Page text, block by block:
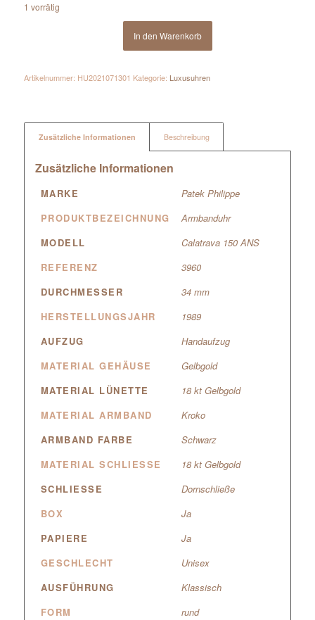
1 vorrätig
In den Warenkorb
Artikelnummer: HU2021071301 Kategorie: Luxusuhren
Zusätzliche Informationen Beschreibung
Zusätzliche Informationen
MARKE
Patek Philippe
PRODUKTBEZEICHNUNG
Armbanduhr
MODELL
Calatrava 150 ANS
REFERENZ
3960
DURCHMESSER
34 mm
HERSTELLUNGSJAHR
1989
AUFZUG
Handaufzug
MATERIAL GEHÄUSE
Gelbgold
MATERIAL LÜNETTE
18 kt Gelbgold
MATERIAL ARMBAND
Kroko
ARMBAND FARBE
Schwarz
MATERIAL SCHLIESSE
18 kt Gelbgold
SCHLIESSE
Dornschließe
BOX
Ja
PAPIERE
Ja
GESCHLECHT
Unisex
AUSFÜHRUNG
Klassisch
FORM
rund